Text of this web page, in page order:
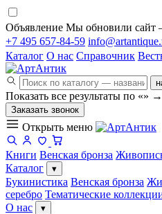
Объявление Мы обновили сайт
+7 495 657-84-59
Каталог О нас Справочник
Показать все результаты по «» →
Заказать звонок
Открыть меню
Книги Венская бронза
Каталог
▾
Букинистика Венская бронза
серебро Тематические
О нас
▾